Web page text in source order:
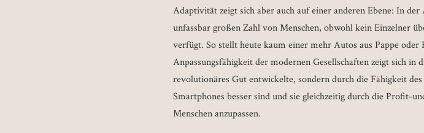
Adaptivität zeigt sich aber auch auf einer anderen Ebene: In
unfassbar großen Zahl von Menschen, obwohl kein Einzelner
verfügt. So stellt heute kaum einer mehr Autos aus Pappe
Anpassungsfähigkeit der modernen Gesellschaften zeigt sich in
revolutionäres Gut entwickelte, sondern durch die Fähigkeit des
Smartphones besser sind und sie gleichzeitig durch die Profit-
Menschen anzupassen.